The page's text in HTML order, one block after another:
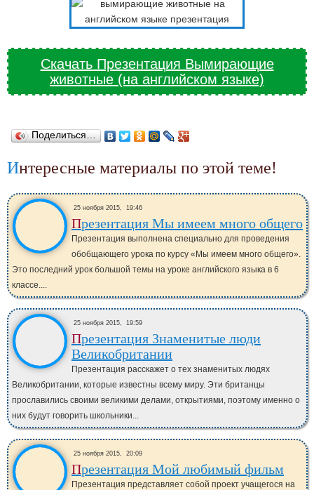
Скачать Презентация Вымирающие
животные (на английском языке)
Поделиться…
Интересные материалы по этой теме!
25 ноября 2015, 19:46
Презентация Мы имеем много общего
Презентация выполнена специально для проведения
обобщающего урока по курсу «Мы имеем много общего».
Это последний урок большой темы на уроке английского языка в 6
классе....
25 ноября 2015, 19:59
Презентация Знаменитые люди
Великобритании
Презентация расскажет о тех знаменитых людях
Великобритании, которые известны всему миру. Эти британцы
прославились своими великими делами, открытиями, поэтому именно о
них будут говорить школьники...
25 ноября 2015, 20:09
Презентация Мой любимый фильм
Презентация представляет собой проект учащегося на